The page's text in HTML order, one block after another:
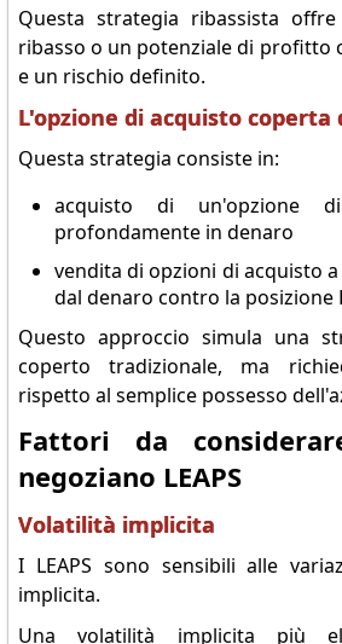
Questa strategia ribassista
ribasso o un potenziale di profitto
e un rischio definito.
L'opzione di acquisto coperta
Questa strategia consiste in:
acquisto di un'opzione di
profondamente in denaro
vendita di opzioni di acquisto
dal denaro contro la posizione
Questo approccio simula una
coperto tradizionale, ma
rispetto al semplice possesso
Fattori da
negoziano LEAPS
Volatilità implicita
I LEAPS sono sensibili alle
implicita.
Una volatilità implicita più